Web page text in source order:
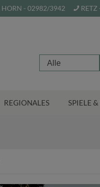
HORN - 02982/3942
Alle
REGIONALES SPIELE